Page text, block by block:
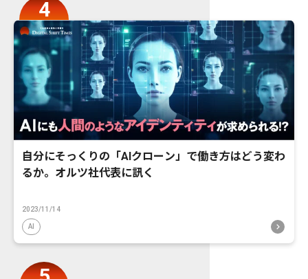
自分にそっくりの「AIクローン」で働き方はどう変わ
るか。オルツ社代表に訊く
2023/11/14
AI